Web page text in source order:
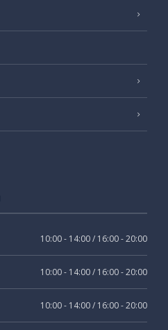
10:00 - 14:00 / 16:00 - 20:00
10:00 - 14:00 / 16:00 - 20:00
10:00 - 14:00 / 16:00 - 20:00